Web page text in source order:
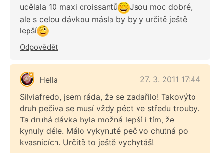
udělala 10 maxi croissantů
Jsou moc dobré,
ale s celou dávkou másla by byly určitě ještě
lepší
Odpovědět
Hella
27. 3. 2011 17:44
Silviafredo, jsem ráda, že se zadařilo! Takovýto
druh pečiva se musí vždy péct ve středu trouby.
Ta druhá dávka byla možná lepší i tím, že
kynuly déle. Málo vykynuté pečivo chutná po
kvasnicích. Určitě to ještě vychytáš!